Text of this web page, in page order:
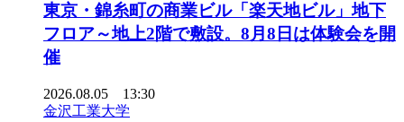
東京・錦糸町の商業ビル「楽天地ビル」地下
フロア～地上2階で敷設。8月8日は体験会を開
催
2026.08.05 13:30
金沢工業大学